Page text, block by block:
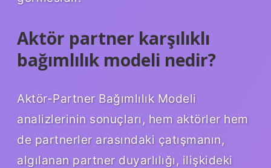
Aktör partner karşılıklı
bağımlılık modeli nedir?
Aktör-Partner Bağımlılık Modeli
analizlerinin sonuçları, hem aktörler hem
de partnerler arasındaki çatışmanın,
algılanan partner duyarlılığı, ilişkideki